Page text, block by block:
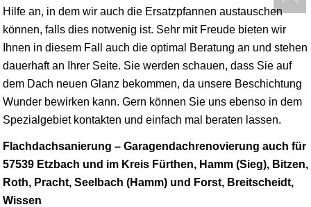
Hilfe an, in dem wir auch die Ersatzpfannen austauschen
können, falls dies notwenig ist. Sehr mit Freude bieten wir
Ihnen in diesem Fall auch die optimal Beratung an und stehen
dauerhaft an Ihrer Seite. Sie werden schauen, dass Sie auf
dem Dach neuen Glanz bekommen, da unsere Beschichtung
Wunder bewirken kann. Gern können Sie uns ebenso in dem
Spezialgebiet kontakten und einfach mal beraten lassen.
Flachdachsanierung – Garagendachrenovierung auch für
57539 Etzbach und im Kreis Fürthen, Hamm (Sieg), Bitzen,
Roth, Pracht, Seelbach (Hamm) und Forst, Breitscheidt,
Wissen